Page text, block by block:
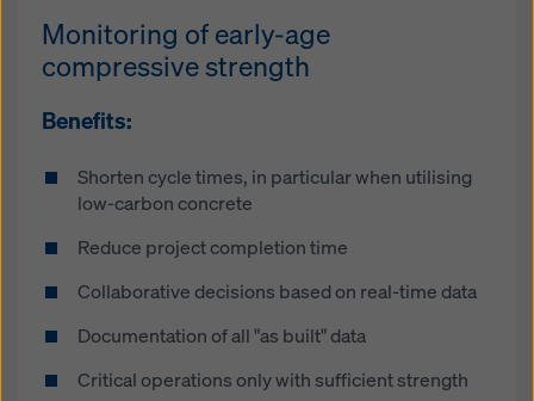
Monitoring of early-age
compressive strength
Benefits:
Shorten cycle times, in particular when utilising
low-carbon concrete
Reduce project completion time
Collaborative decisions based on real-time data
Documentation of all "as built" data
Critical operations only with sufficient strength